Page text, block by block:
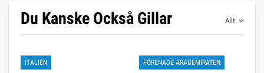
Allt
Du Kanske Också Gillar
ITALIEN FÖRENADE ARABEMIRATEN